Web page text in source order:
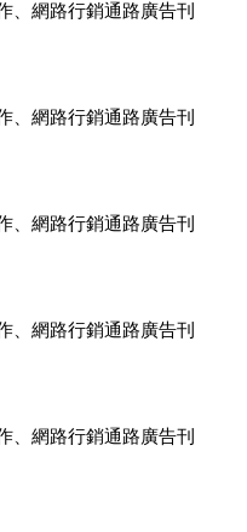
、網路行銷通路廣告刊
，全面優惠中....
、網路行銷通路廣告刊
，全面優惠中....
、網路行銷通路廣告刊
，全面優惠中....
、網路行銷通路廣告刊
，全面優惠中....
、網路行銷通路廣告刊
，全面優惠中....